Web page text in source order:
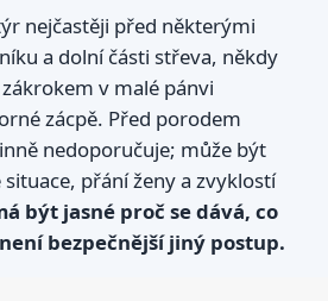
nejčastěji před některými
a dolní části střeva, někdy
v malé pánvi
zácpě. Před porodem
nedoporučuje; může být
přání ženy a zvyklostí
být jasné proč se dává, co
bezpečnější jiný postup.